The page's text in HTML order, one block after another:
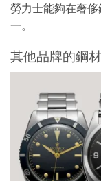
勞力士能夠在奢
一。
其他品牌的鋼